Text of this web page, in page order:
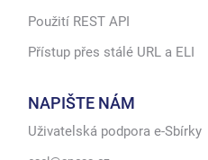
Použití REST API
Přístup přes stálé URL a ELI
NAPIŠTE NÁM
Uživatelská podpora e-Sbírky